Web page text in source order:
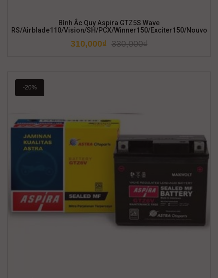
Bình Ắc Quy Aspira GTZ5S Wave
RS/Airblade110/Vision/SH/PCX/Winner150/Exciter150/Nouvo
330,000₫
310,000₫
-20%